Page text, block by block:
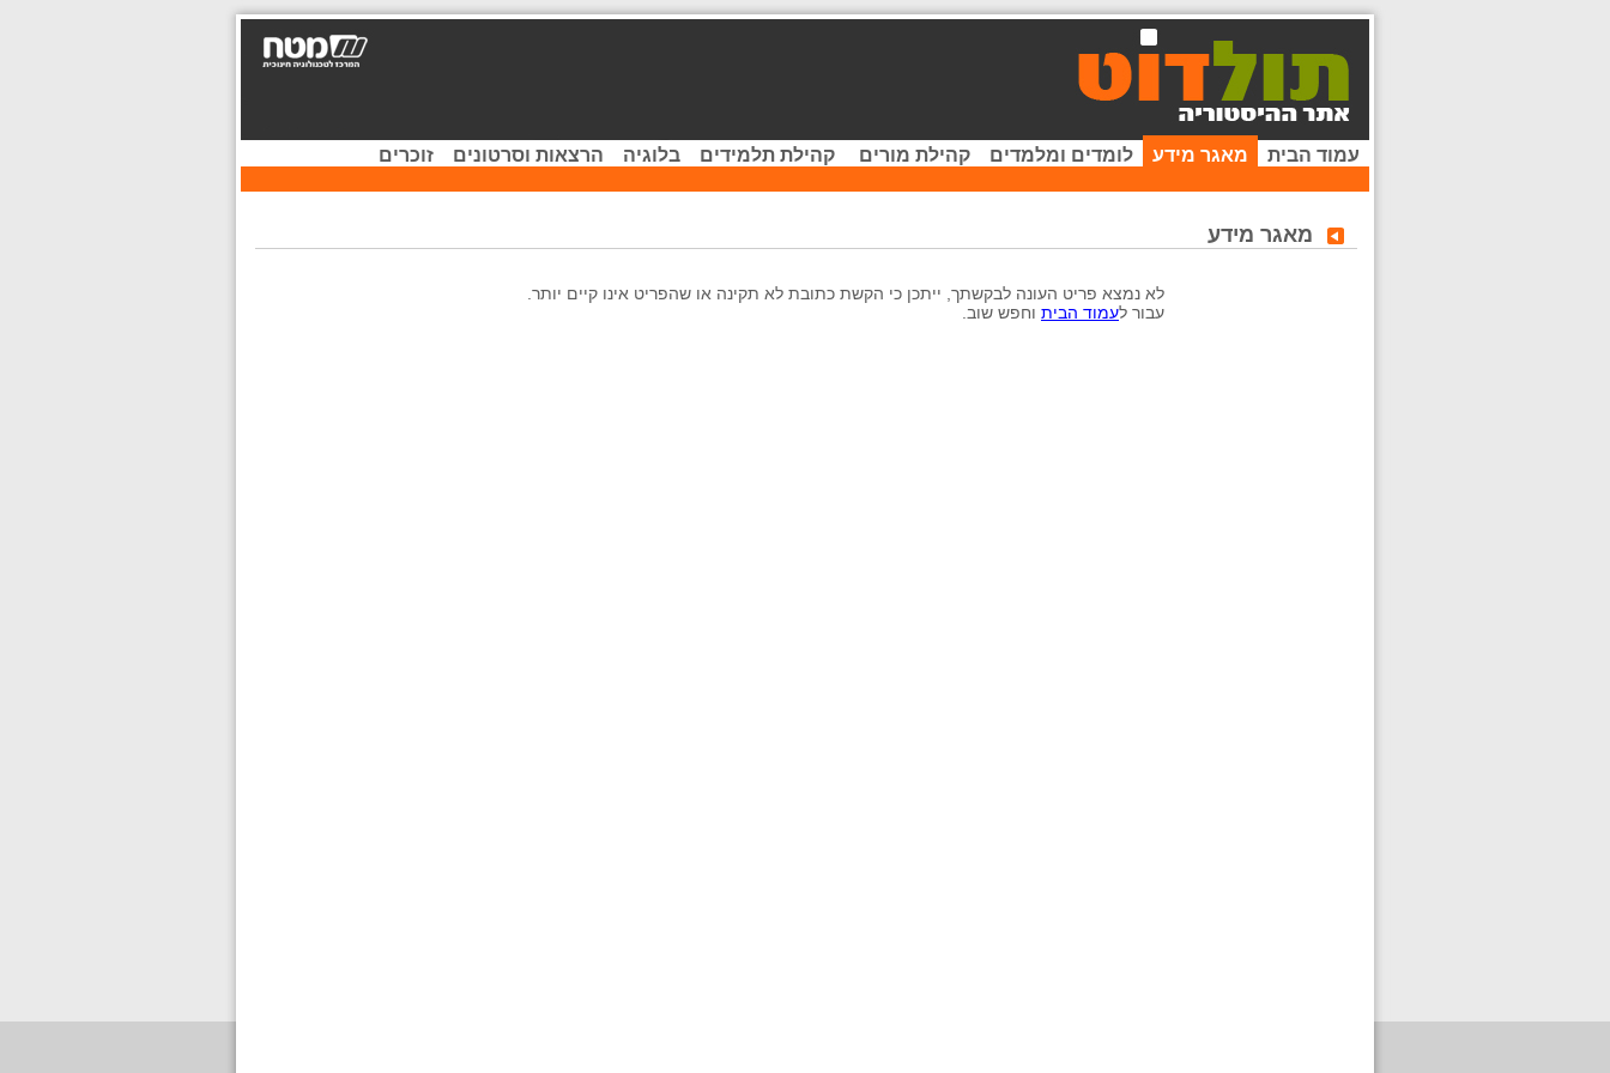
עמוד הבית מאגר מידע לומדים ומלמדים קהילת מורים קהילת תלמידים בלוגיה הרצאות וסרטונים זוכרים
מאגר מידע
לא נמצא פריט העונה לבקשתך, ייתכן כי הקשת כתובת לא תקינה או שהפריט אינו קיים יותר.
עבור לעמוד הבית וחפש שוב.